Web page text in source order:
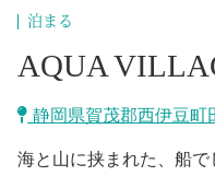
熱海市
沼津市
三島市
特集
旅の計画
モデルコース
泊まる
AQUA
静岡県賀茂郡西伊豆町
海と山に挟まれた、船